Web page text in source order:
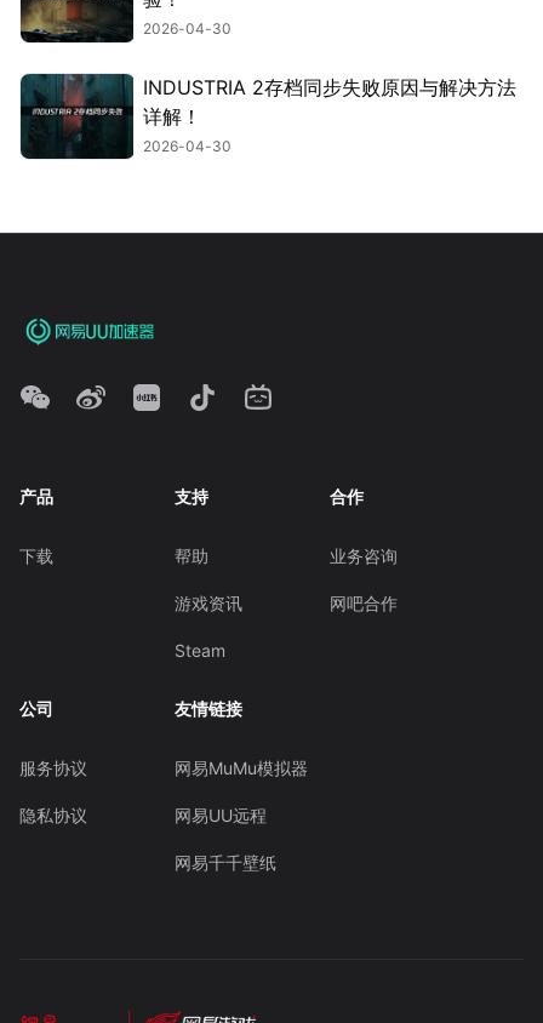
2026-04-30
INDUSTRIA 2存档同步失败原因与解决方法
详解！
2026-04-30
产品
下载
支持
帮助
游戏资讯
Steam
合作
业务咨询
网吧合作
公司
服务协议
隐私协议
友情链接
网易MuMu模拟器
网易UU远程
网易千千壁纸